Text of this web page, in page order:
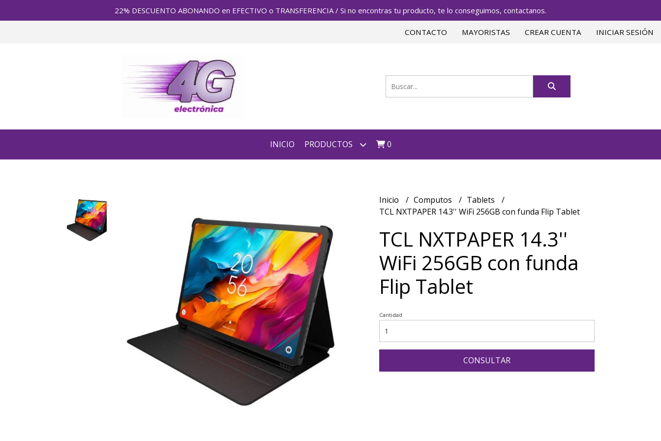
22% DESCUENTO ABONANDO en EFECTIVO o TRANSFERENCIA / Si no encontras tu producto, te lo conseguimos, contactanos.
CONTACTO MAYORISTAS CREAR CUENTA INICIAR SESIÓN
INICIO PRODUCTOS 0
Inicio Computos
Tablets
TCL NXTPAPER 14.3'' WiFi 256GB con funda Flip Tablet
TCL NXTPAPER 14.3''
WiFi 256GB con funda
Flip Tablet
Cantidad
CONSULTAR